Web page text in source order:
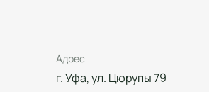
Адрес
г. Уфа, ул. Цюрупы 79